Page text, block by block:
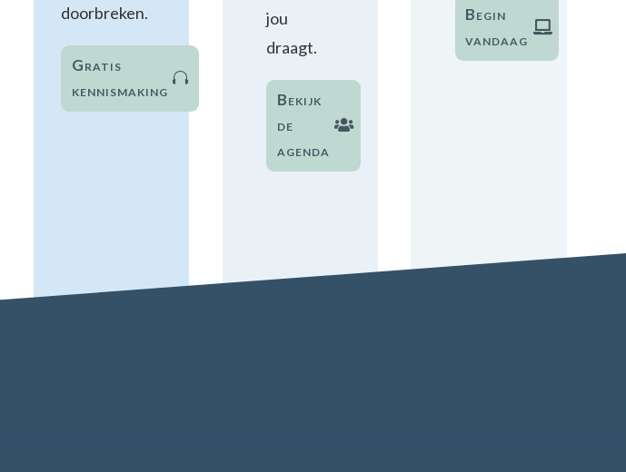
doorbreken.
Gratis
kennismaking
jou
draagt.
Bekijk
de
agenda
Begin
vandaag